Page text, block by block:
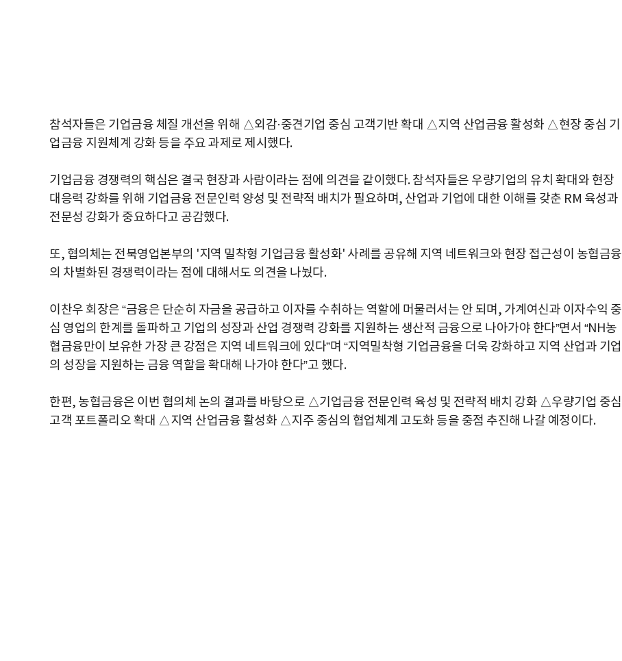
참석자들은 기업금융 체질 개선을 위해 △외감·중견기업 중심 고객기반 확대 △지역 산업금융 활성화 △현장 중심 기
업금융 지원체계 강화 등을 주요 과제로 제시했다.
기업금융 경쟁력의 핵심은 결국 현장과 사람이라는 점에 의견을 같이했다. 참석자들은 우량기업의 유치 확대와 현장
대응력 강화를 위해 기업금융 전문인력 양성 및 전략적 배치가 필요하며, 산업과 기업에 대한 이해를 갖춘 RM 육성과
전문성 강화가 중요하다고 공감했다.
또, 협의체는 전북영업본부의 '지역 밀착형 기업금융 활성화' 사례를 공유해 지역 네트워크와 현장 접근성이 농협금융
의 차별화된 경쟁력이라는 점에 대해서도 의견을 나눴다.
이찬우 회장은 “금융은 단순히 자금을 공급하고 이자를 수취하는 역할에 머물러서는 안 되며, 가계여신과 이자수익 중
심 영업의 한계를 돌파하고 기업의 성장과 산업 경쟁력 강화를 지원하는 생산적 금융으로 나아가야 한다”면서 “NH농
협금융만이 보유한 가장 큰 강점은 지역 네트워크에 있다”며 “지역밀착형 기업금융을 더욱 강화하고 지역 산업과 기업
의 성장을 지원하는 금융 역할을 확대해 나가야 한다”고 했다.
한편, 농협금융은 이번 협의체 논의 결과를 바탕으로 △기업금융 전문인력 육성 및 전략적 배치 강화 △우량기업 중심
고객 포트폴리오 확대 △지역 산업금융 활성화 △지주 중심의 협업체계 고도화 등을 중점 추진해 나갈 예정이다.